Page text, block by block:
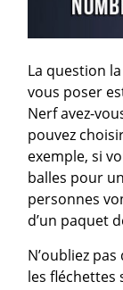
La question
vous poser
Nerf avez-
pouvez
exemple, si
balles pour
personnes
d’un paquet
N’oubliez
les fléchettes